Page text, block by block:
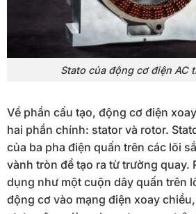
Stato của động cơ điện AC
Về phần cấu tạo, động cơ điện
hai phần chính: stator và rotor.
của ba pha điện quấn trên các lõi
vành tròn để tạo ra từ trường quay.
dụng như một cuộn dây quấn trên
động cơ vào mạng điện xoay